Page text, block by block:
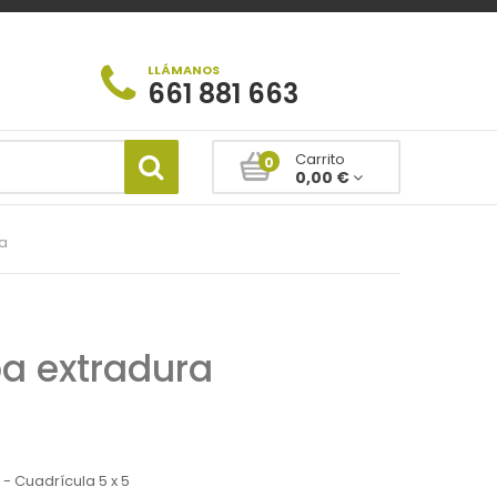
LLÁMANOS
661 881 663
0 Carrito
0,00 €
extradura
Cuadrícula 5 x 5